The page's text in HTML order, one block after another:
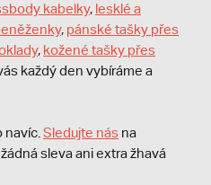
kabelky, lesklé a
, pánské tašky přes
, kožené tašky přes
každý den vybíráme a
Sledujte nás na
sleva ani extra žhavá